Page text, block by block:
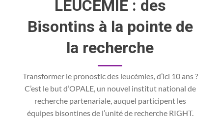
LEUCÉMIE : des
Bisontins à la pointe de
la recherche
Transformer le pronostic des leucémies, d’ici 10 ans ?
C’est le but d’OPALE, un nouvel institut national de
recherche partenariale, auquel participent les
équipes bisontines de l’unité de recherche RIGHT.